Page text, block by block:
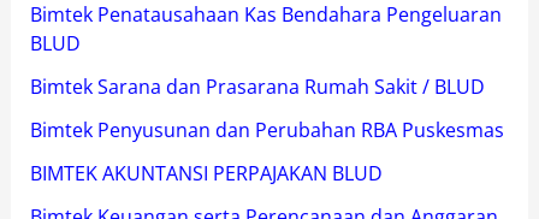
Bimtek Penatausahaan Kas Bendahara Pengeluaran
BLUD
Bimtek Sarana dan Prasarana Rumah Sakit / BLUD
Bimtek Penyusunan dan Perubahan RBA Puskesmas
BIMTEK AKUNTANSI PERPAJAKAN BLUD